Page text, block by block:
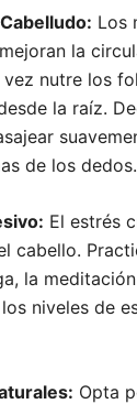
Los
la
vez nutre los
la raíz.
de los dedos.
El estrés
cabello.
la
niveles de
Opta